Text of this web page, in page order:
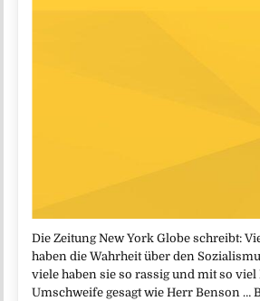
Die Zeitung New York Globe schreibt:
haben die Wahrheit über den
viele haben sie so rassig und mit so viel
Umschweife gesagt wie Herr Benson …